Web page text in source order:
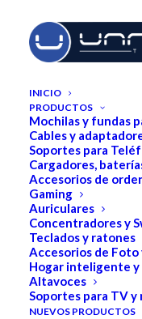
INICIO
PRODUCTOS
Mochilas y fundas
Cables y
Soportes para
Cargadores,
Accesorios de
Gaming
Auriculares
Concentradores y
Teclados y ratones
Accesorios de
Hogar inteligente
Altavoces
Soportes para TV y
NUEVOS PRODUCTOS
AVISO DE
Última actualización
Este aviso de
("Compañía",
qué podemos